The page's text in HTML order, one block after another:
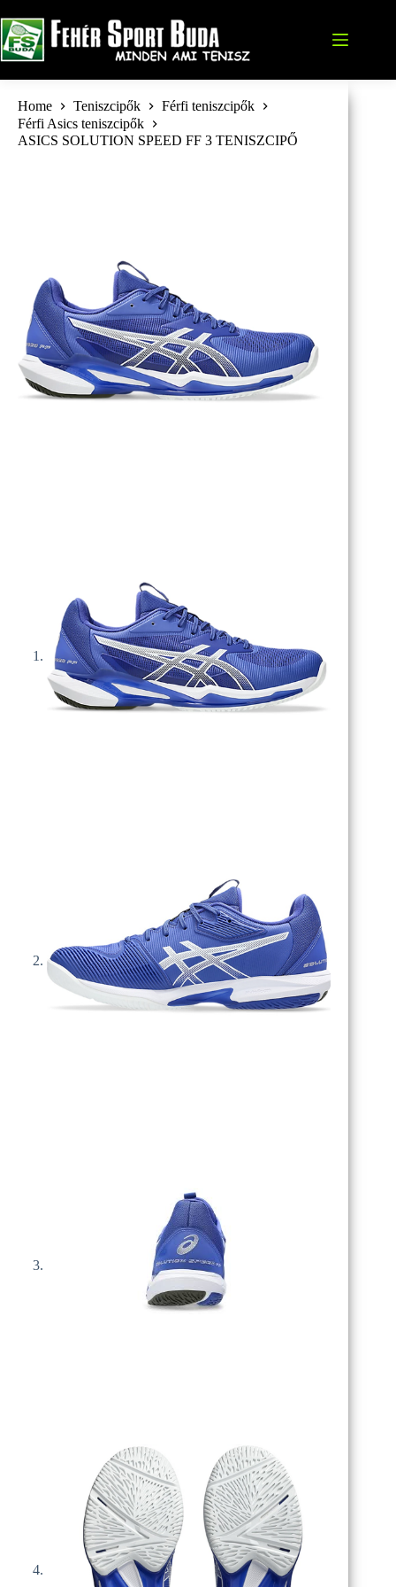
to
content
Home Teniszcipők
Férfi teniszcipők
Férfi Asics teniszcipők
ASICS SOLUTION SPEED FF 3 TENISZCIPŐ